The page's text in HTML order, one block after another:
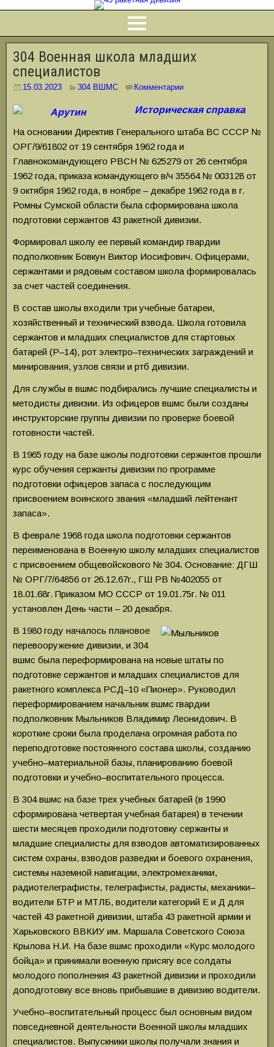
304 Военная школа младших
специалистов
15.03.2023 304 ВШМС Комментарии
Историческая справка
На основании Директив Генерального штаба ВС СССР №
ОРГ/9/61802 от 19 сентября 1962 года и
Главнокомандующего РВСН № 625279 от 26 сентября
1962 года, приказа командующего в/ч 35564 № 003128 от
9 октября 1962 года, в ноябре – декабре 1962 года в г.
Ромны Сумской области была сформирована школа
подготовки сержантов 43 ракетной дивизии.
Формировал школу ее первый командир гвардии
подполковник Бовкун Виктор Иосифович. Офицерами,
сержантами и рядовым составом школа формировалась
за счет частей соединения.
В состав школы входили три учебные батареи,
хозяйственный и технический взвода. Школа готовила
сержантов и младших специалистов для стартовых
батарей (Р–14), рот электро–технических заграждений и
минирования, узлов связи и ртб дивизии.
Для службы в вшмс подбирались лучшие специалисты и
методисты дивизии. Из офицеров вшмс были созданы
инструкторские группы дивизии по проверке боевой
готовности частей.
В 1965 году на базе школы подготовки сержантов прошли
курс обучения сержанты дивизии по программе
подготовки офицеров запаса с последующим
присвоением воинского звания «младший лейтенант
запаса».
В феврале 1968 года школа подготовки сержантов
переименована в Военную школу младших специалистов
с присвоением общевойскового № 304. Основание: ДГШ
№ ОРГ/7/64856 от 26.12.67г., ГШ РВ №402055 от
18.01.68г. Приказом МО СССР от 19.01.75г. № 011
установлен День части – 20 декабря.
В 1980 году началось плановое
перевооружение дивизии, и 304
вшмс была переформирована на новые штаты по
подготовке сержантов и младших специалистов для
ракетного комплекса РСД–10 «Пионер». Руководил
переформированием начальник вшмс гвардии
подполковник Мыльников Владимир Леонидович. В
короткие сроки была проделана огромная работа по
переподготовке постоянного состава школы, созданию
учебно–материальной базы, планированию боевой
подготовки и учебно–воспитательного процесса.
В 304 вшмс на базе трех учебных батарей (в 1990
сформирована четвертая учебная батарея) в течении
шести месяцев проходили подготовку сержанты и
младшие специалисты для взводов автоматизированных
систем охраны, взводов разведки и боевого охранения,
системы наземной навигации, электромеханики,
радиотелеграфисты, телеграфисты, радисты, механики–
водители БТР и МТЛБ, водители категорий Е и Д для
частей 43 ракетной дивизии, штаба 43 ракетной армии и
Харьковского ВВКИУ им. Маршала Советского Союза
Крылова Н.И. На базе вшмс проходили «Курс молодого
бойца» и принимали военную присягу все солдаты
молодого пополнения 43 ракетной дивизии и проходили
доподготовку все вновь прибывшие в дивизию водители.
Учебно–воспитательный процесс был основным видом
повседневной деятельности Военной школы младших
специалистов. Выпускники школы получали знания и